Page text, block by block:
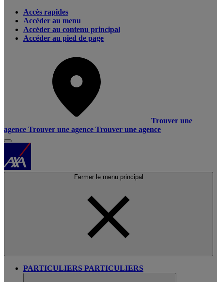
Accès rapides
Accéder au menu
Accéder au contenu principal
Accéder au pied de page
Trouver une
agence Trouver une agence Trouver une agence
Fermer le menu principal
PARTICULIERS PARTICULIERS